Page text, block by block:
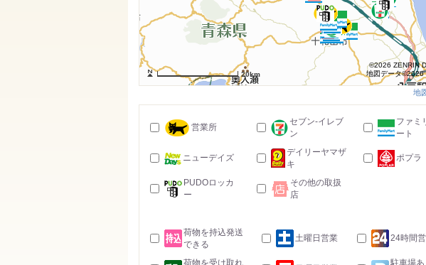
20km
©2026 ZENRIN
地図データ©2026
地
営業所
セブン-イレブ
ン
ファミ
ート
ニューデイズ
デイリーヤマザ
キ
ポプラ
PUDOロッカ
ー
その他の取扱
店
荷物を持込発送
できる
土曜日営業 24時間
荷物を受け取れ
駐車場